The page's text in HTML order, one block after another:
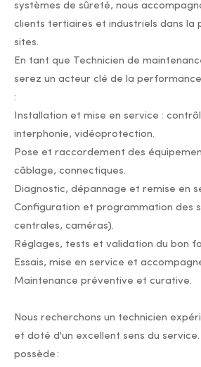
systèmes de sûreté, nous
clients tertiaires et industriels dans la
sites.
En tant que Technicien de
serez un acteur clé de la
:
Installation et mise en service :
interphonie, vidéoprotection.
Pose et raccordement des
câblage, connectiques.
Diagnostic, dépannage et remise en
Configuration et programmation des
centrales, caméras).
Réglages, tests et validation du bon
Essais, mise en service et
Maintenance préventive et curative.
Nous recherchons un technicien
et doté d'un excellent sens du
possède :